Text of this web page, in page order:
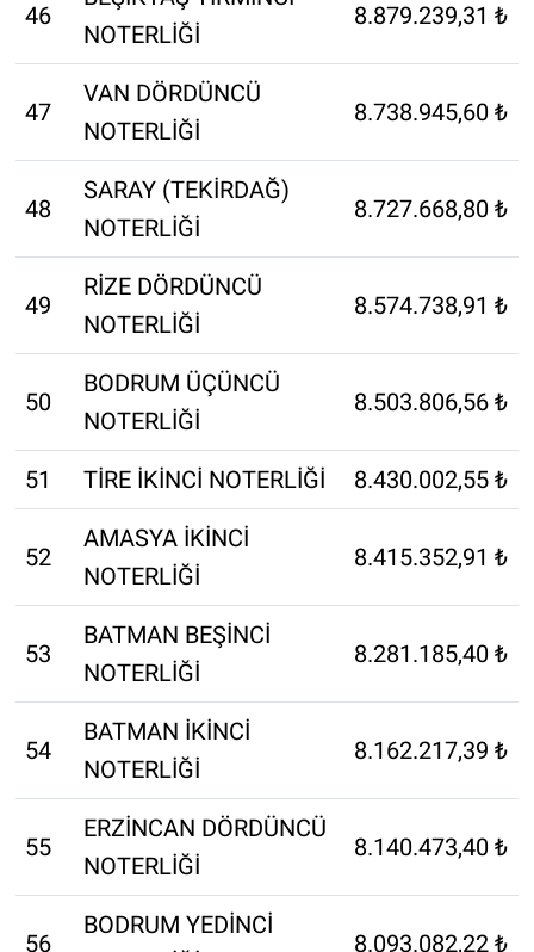
46
NOTERLİĞİ
8.879.239,31 ₺
47
VAN DÖRDÜNCÜ
NOTERLİĞİ
8.738.945,60 ₺
48
SARAY (TEKİRDAĞ)
NOTERLİĞİ
8.727.668,80 ₺
49
RİZE DÖRDÜNCÜ
NOTERLİĞİ
8.574.738,91 ₺
50
BODRUM ÜÇÜNCÜ
NOTERLİĞİ
8.503.806,56 ₺
51 TİRE İKİNCİ NOTERLİĞİ 8.430.002,55 ₺
52
AMASYA İKİNCİ
NOTERLİĞİ
8.415.352,91 ₺
53
BATMAN BEŞİNCİ
NOTERLİĞİ
8.281.185,40 ₺
54
BATMAN İKİNCİ
NOTERLİĞİ
8.162.217,39 ₺
55
ERZİNCAN DÖRDÜNCÜ
NOTERLİĞİ
8.140.473,40 ₺
56
BODRUM YEDİNCİ
8.093.082,22 ₺